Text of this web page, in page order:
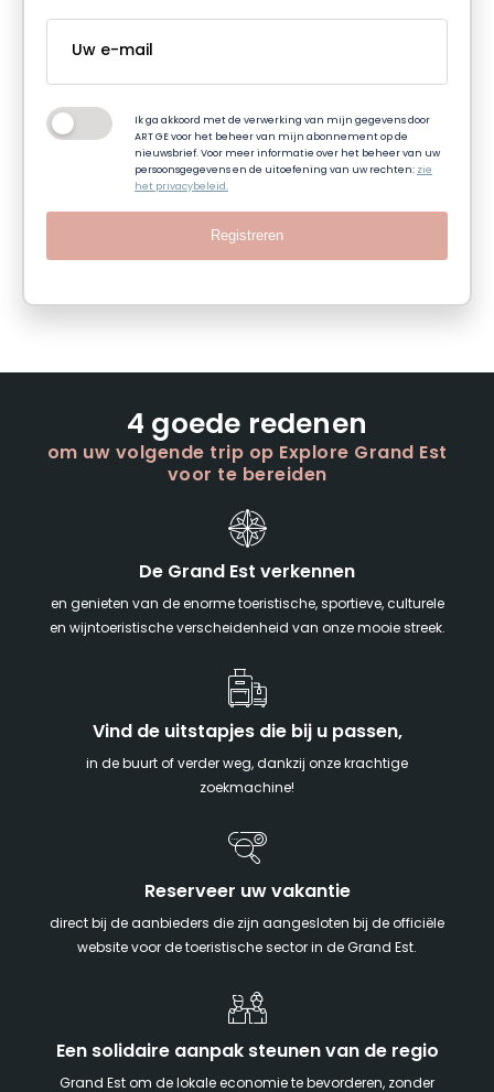
Ik ga akkoord met de verwerking van mijn gegevens door
ART GE voor het beheer van mijn abonnement op de
nieuwsbrief. Voor meer informatie over het beheer van uw
persoonsgegevens en de uitoefening van uw rechten: zie
het privacybeleid.
Registreren
4 goede redenen
om uw volgende trip op Explore Grand Est
voor te bereiden
De Grand Est verkennen
en genieten van de enorme toeristische, sportieve, culturele
en wijntoeristische verscheidenheid van onze mooie streek.
Vind de uitstapjes die bij u passen,
in de buurt of verder weg, dankzij onze krachtige
zoekmachine!
Reserveer uw vakantie
direct bij de aanbieders die zijn aangesloten bij de officiële
website voor de toeristische sector in de Grand Est.
Een solidaire aanpak steunen van de regio
Grand Est om de lokale economie te bevorderen, zonder